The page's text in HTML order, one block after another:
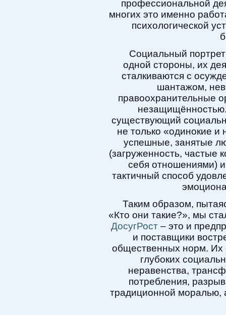
профессиональной
многих это именно
психологической
Социальный
одной стороны, их
сталкиваются с
шантажом,
правоохранительные
существующий
не только «одинокие
успешные, занятые
(загруженность, частые
себя отношениями)
тактичный способ
Таким образом,
«Кто они такие?», мы
ДосугРост – это и
и поставщики
общественных норм. Их
глубоких
неравенства,
потребления,
традиционной моралью,